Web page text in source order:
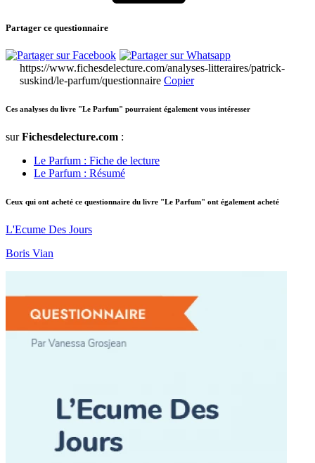
Partager ce questionnaire
https://www.fichesdelecture.com/analyses-litteraires/patrick-
suskind/le-parfum/questionnaire Copier
Ces analyses du livre "Le Parfum" pourraient également vous intéresser
surFichesdelecture.com :
Le Parfum : Fiche de lecture
Le Parfum : Résumé
Ceux qui ont acheté ce questionnaire du livre "Le Parfum" ont également acheté
L'Ecume Des Jours
Boris Vian